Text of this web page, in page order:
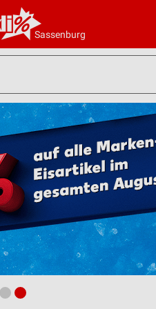
Sassenburg